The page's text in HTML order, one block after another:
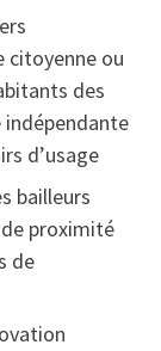
citoyenne ou
des
indépendante
d’usage
bailleurs
proximité
de